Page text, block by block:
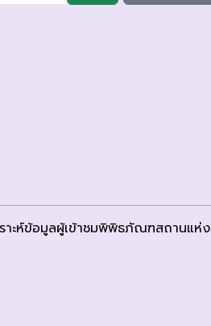
ราะห์ข้อมูลผู้เข้าชมพิพิธภัณฑสถานแห่ง